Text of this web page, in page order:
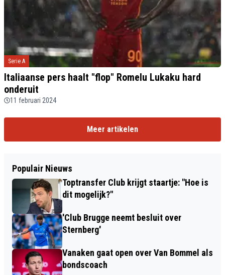
Serie A
Italiaanse pers haalt "flop" Romelu Lukaku hard
onderuit
11 februari 2024
Meer artikelen
Populair Nieuws
Toptransfer Club krijgt staartje: "Hoe is
dit mogelijk?"
'Club Brugge neemt besluit over
Sternberg'
Vanaken gaat open over Van Bommel als
bondscoach